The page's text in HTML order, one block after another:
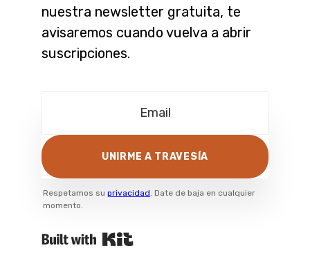
nuestra newsletter gratuita, te
avisaremos cuando vuelva a abrir
suscripciones.
UNIRME A TRAVESÍA
Respetamos su privacidad. Date de baja en cualquier
momento.